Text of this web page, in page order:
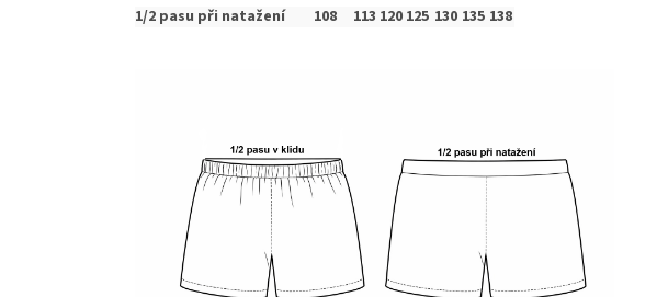
1/2 pasu při natažení
108 113 120 125 130 135 138